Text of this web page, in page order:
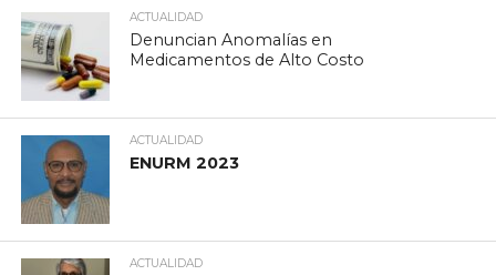
ACTUALIDAD
Denuncian Anomalías en
Medicamentos de Alto Costo
ACTUALIDAD
ENURM 2023
ACTUALIDAD